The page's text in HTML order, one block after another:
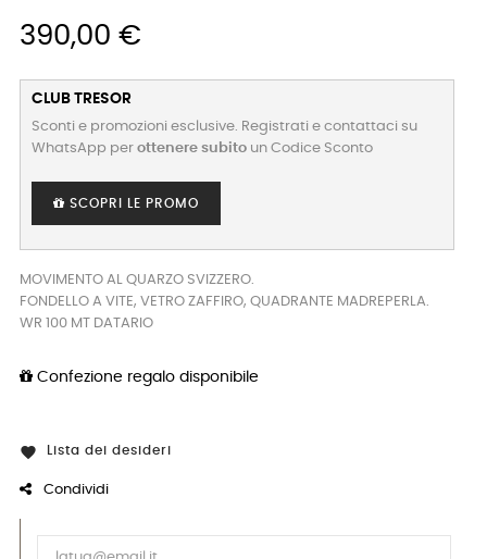
390,00 €
CLUB TRESOR
Sconti e promozioni esclusive. Registrati e contattaci su
WhatsApp per ottenere subito un Codice Sconto
SCOPRI LE PROMO
MOVIMENTO AL QUARZO SVIZZERO.
FONDELLO A VITE, VETRO ZAFFIRO, QUADRANTE MADREPERLA.
WR 100 MT DATARIO
Confezione regalo disponibile
 Lista dei desideri
Condividi